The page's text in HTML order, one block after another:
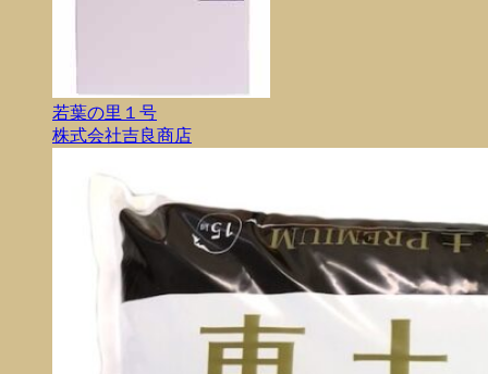
若葉の里１号
株式会社吉良商店